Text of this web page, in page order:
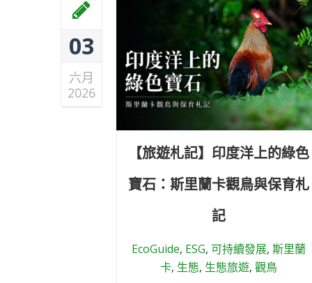
03
六月
2026
【旅遊札記】印度洋上的綠色
寶石：斯里蘭卡觀鳥與保育札
記
EcoGuide, ESG, 可持續發展, 斯里蘭
卡, 生態, 生態旅遊, 觀鳥